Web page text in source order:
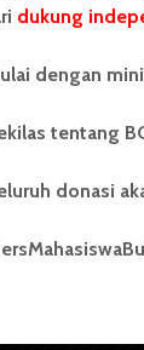
dukung
dengan
tentang
donasi